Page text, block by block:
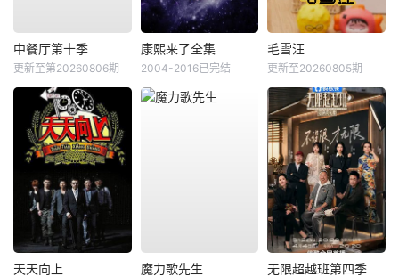
中餐厅第十季
更新至第20260806期
康熙来了全集
2004-2016已完结
毛雪汪
更新至20260805期
天天向上 魔力歌先生 无限超越班第四季